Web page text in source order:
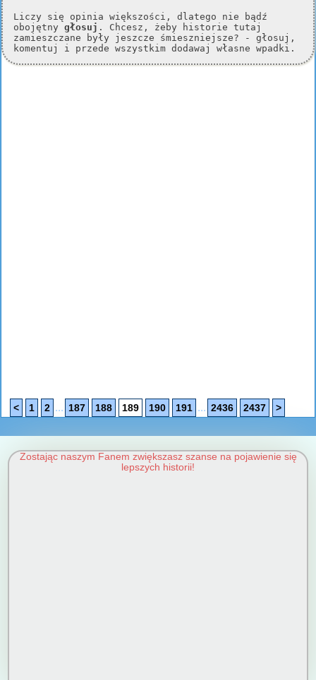
Liczy się opinia większości, dlatego nie bądź
obojętny głosuj . Chcesz, żeby historie tutaj
zamieszczane były jeszcze śmieszniejsze? - głosuj,
komentuj i przede wszystkim dodawaj własne wpadki.
< 1 2 ... 187 188 189 190 191 ... 2436 2437 >
Zostając naszym Fanem zwiększasz szanse na pojawienie się
lepszych historii!